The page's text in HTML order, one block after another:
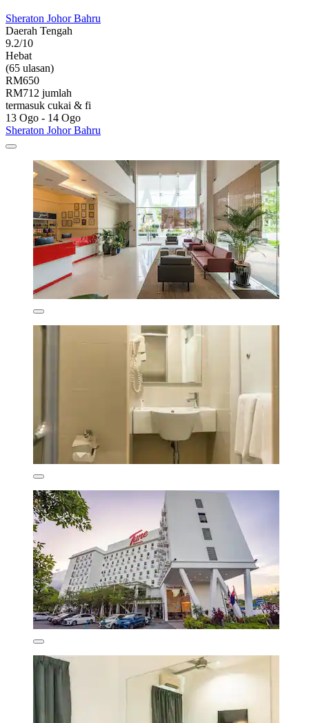
Sheraton Johor Bahru
Daerah Tengah
9.2/10
Hebat
(65 ulasan)
RM650
RM712 jumlah
termasuk cukai & fi
13 Ogo - 14 Ogo
Sheraton Johor Bahru